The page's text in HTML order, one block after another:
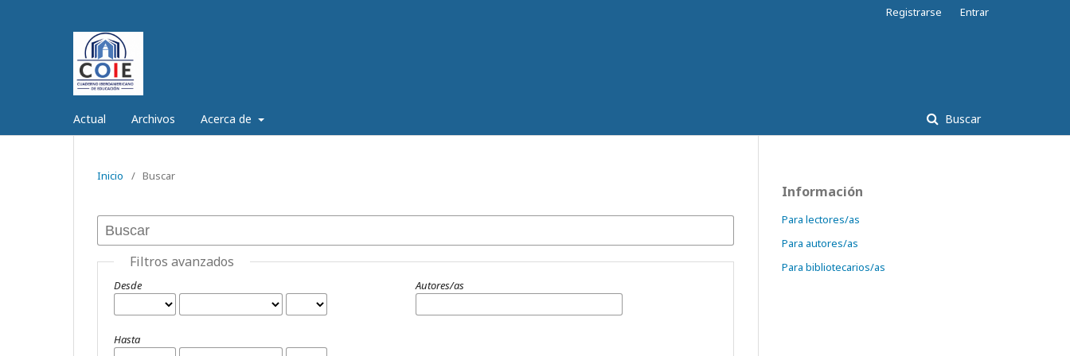
Actual Archivos Acerca de Buscar
Registrarse Entrar
Inicio / Buscar
Filtros avanzados
Desde
Hasta
Autores/as
Información
Para lectores/as
Para autores/as
Para bibliotecarios/as